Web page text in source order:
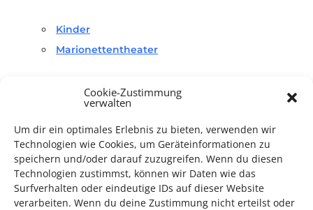
Cookie-Zustimmung
verwalten
Um dir ein optimales Erlebnis zu bieten, verwenden wir
Technologien wie Cookies, um Geräteinformationen zu
speichern und/oder darauf zuzugreifen. Wenn du diesen
Technologien zustimmst, können wir Daten wie das
Surfverhalten oder eindeutige IDs auf dieser Website
verarbeiten. Wenn du deine Zustimmung nicht erteilst oder
Kinder
Marionettentheater
TECHNIK SUPPORT GESUCHT!
Das Kulturparkett freut sich stets überehrenamtliche
Mithilfe im Bereich Technik . Sie haben Interesse? Dann